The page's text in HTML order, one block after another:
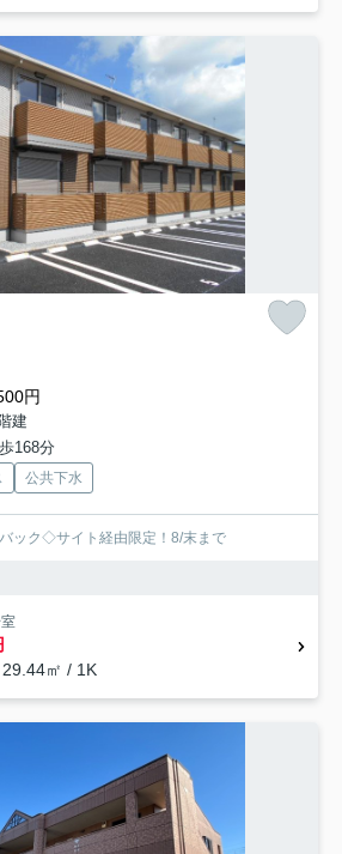
円
建
168分
公共下水
ック◇サイト経由限定！8/末まで
㎡ / 1K